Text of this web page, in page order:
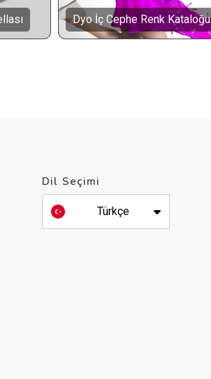
Dyo İç Cephe Renk Kataloğu
Dil Seçimi
Türkçe